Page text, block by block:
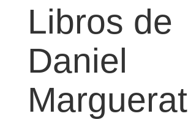
Libros de
Daniel
Marguerat